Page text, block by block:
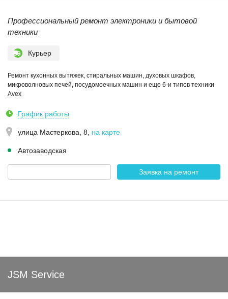
Профессиональный ремонт электроники и бытовой
техники
Курьер
Ремонт кухонных вытяжек, стиральных машин, духовых шкафов,
микроволновых печей, посудомоечных машин и еще 6-и типов техники
Avex
График работы
улица Мастеркова, 8 на карте
Автозаводская
Заявка на ремонт
JSM Service